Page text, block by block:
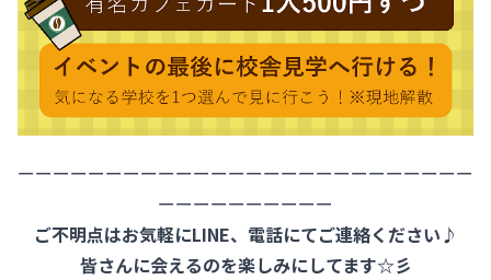
ーーーーーーーーーーーーーーーーーーーーーーーーーー
ーーーーーーーーーー
ご不明点はお気軽にLINE、電話にてご連絡ください♪
皆さんに会えるのを楽しみにしてます☆彡